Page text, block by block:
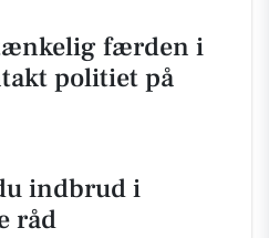
færden i
politiet på
indbrud i
råd